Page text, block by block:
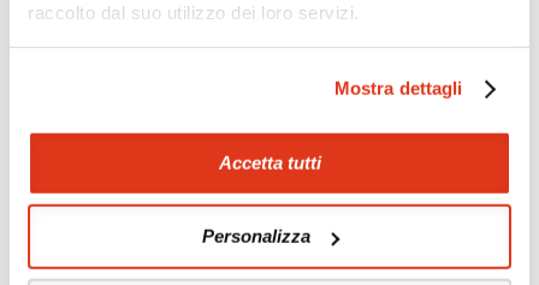
raccolto dal suo utilizzo dei loro servizi.
Mostra dettagli
Accetta tutti
Personalizza
Zoom
Quotazioni di alcune proposte di viaggio, modificabili su
Scopri i prezzi »